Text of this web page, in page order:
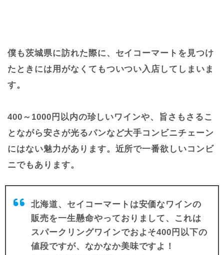
僕も茨城県に訪れた際に、セイコーマートを見つけ
たときには用がなくてもついつい入店してしまいま
す。
400～1000円以内の珍しいワインや、旨さもさるこ
とながら安さが光るパンなど大手コンビニチェーン
にはない魅力があります。近所で一番欲しいコンビ
ニでもあります。
北海道、セイコーマートは安価なワインの
販売を一生懸命やっておりまして、これは
スパークリングワインでおよそ400円以下の
値段ですが、なかなか美味ですよ！